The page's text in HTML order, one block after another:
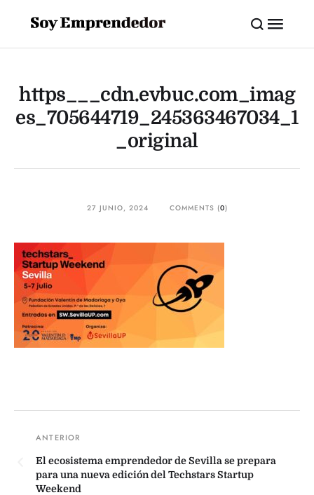
https___cdn.evbuc.com_imag
es_705644719_245363467034_1
_original
27 JUNIO, 2024 COMMENTS (0)
El ecosistema emprendedor de Sevilla se prepara
para una nueva edición del Techstars Startup
Weekend